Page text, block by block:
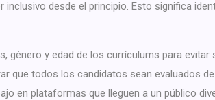
desde el principio. Esto significa
género y edad de los currículums para evitar
que todos los candidatos sean evaluados
en plataformas que lleguen a un público